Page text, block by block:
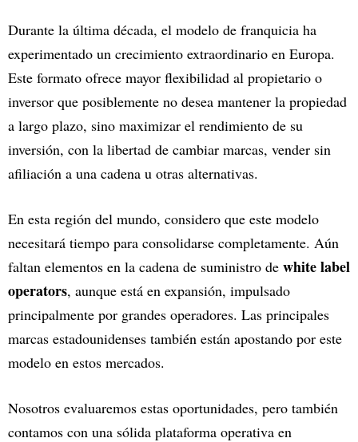
Durante la última década, el modelo de franquicia ha
experimentado un crecimiento extraordinario en Europa.
Este formato ofrece mayor flexibilidad al propietario o
inversor que posiblemente no desea mantener la propiedad
a largo plazo, sino maximizar el rendimiento de su
inversión, con la libertad de cambiar marcas, vender sin
afiliación a una cadena u otras alternativas.
En esta región del mundo, considero que este modelo
necesitará tiempo para consolidarse completamente. Aún
faltan elementos en la cadena de suministro de white label
operators, aunque está en expansión, impulsado
principalmente por grandes operadores. Las principales
marcas estadounidenses también están apostando por este
modelo en estos mercados.
Nosotros evaluaremos estas oportunidades, pero también
contamos con una sólida plataforma operativa en